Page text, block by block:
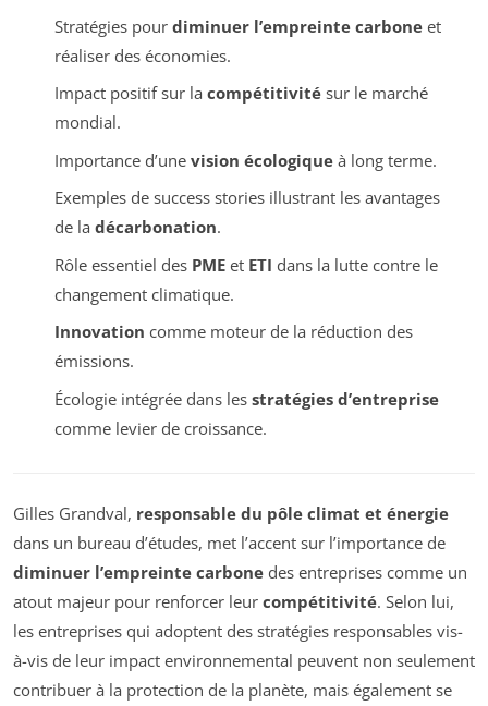
Stratégies pour diminuer l’empreinte carboneet
réaliser des économies.
Impact positif sur la compétitivitésur le marché
mondial.
Importance d’une vision écologiqueà long terme.
Exemples de success stories illustrant les avantages
de la décarbonation.
Rôle essentiel des PMEet ETI dans la lutte contre le
changement climatique.
Innovation comme moteur de la réduction des
émissions.
Écologie intégrée dans les stratégies d’entreprise
comme levier de croissance.
Gilles Grandval, responsable du pôle climat et énergie
dans un bureau d’études, met l’accent sur l’importance de
diminuer l’empreinte carbone des entreprises comme un
atout majeur pour renforcer leur compétitivité. Selon lui,
les entreprises qui adoptent des stratégies responsables vis-
à-vis de leur impact environnemental peuvent non seulement
contribuer à la protection de la planète, mais également se